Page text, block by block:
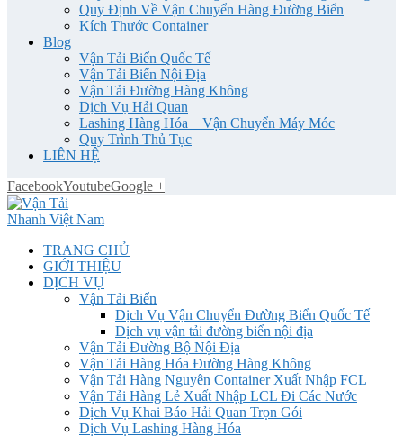
Quy Định Về Vận Chuyển Hàng Đường Biển
Kích Thước Container
Blog
Vận Tải Biển Quốc Tế
Vận Tải Biển Nội Địa
Vận Tải Đường Hàng Không
Dịch Vụ Hải Quan
Lashing Hàng Hóa _ Vận Chuyển Máy Móc
Quy Trình Thủ Tục
LIÊN HỆ
FacebookYoutubeGoogle +
TRANG CHỦ
GIỚI THIỆU
DỊCH VỤ
Vận Tải Biển
Dịch Vụ Vận Chuyển Đường Biển Quốc Tế
Dịch vụ vận tải đường biển nội địa
Vận Tải Đường Bộ Nội Địa
Vận Tải Hàng Hóa Đường Hàng Không
Vận Tải Hàng Nguyên Container Xuất Nhập FCL
Vận Tải Hàng Lẻ Xuất Nhập LCL Đi Các Nước
Dịch Vụ Khai Báo Hải Quan Trọn Gói
Dịch Vụ Lashing Hàng Hóa